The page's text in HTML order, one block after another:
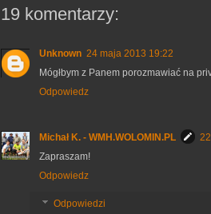
19 komentarzy:
Unknown 24 maja 2013 19:22
Mógłbym z Panem porozmawiać na
Odpowiedz
Michał K. - WMH.WOLOMIN.PL
Zapraszam!
Odpowiedz
Odpowiedzi